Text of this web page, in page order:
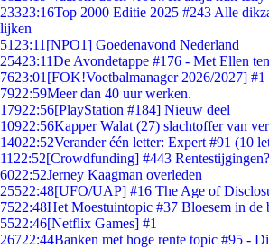
23323:16Top 2000 Editie 2025 #243 Alle
lijken
51 23:11 [NPO1] Goedenavond Nederland
25423:11De Avondetappe #176 - Met Ellen
7623:01 [FOK!Voetbalmanager 2026/2027]
7922:59Meer dan 40 uur werken.
17922:56[PlayStation #184] Nieuw deel
10922:56Kapper Walat (27) slachtoffer van
14022:52Verander één letter: Expert #91 (10
11 22:52[Crowdfunding] #443 Rentestijgingen?
6022:52Jerney Kaagman overleden
25522:48[UFO/UAP] #16 The Age of
7522:48Het Moestuintopic #37 Bloesem in de
5522:46[Netflix Games] #1
26722:44Banken met hoge rente topic #95 -